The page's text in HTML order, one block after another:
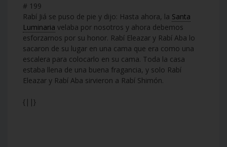
# 199
Rabí Jiá se puso de pie y dijo: Hasta ahora, la Santa
Luminaria velaba por nosotros y ahora debemos
esforzarnos por su honor. Rabí Eleazar y Rabí Aba lo
sacaron de su lugar en una cama que era como una
escalera para colocarlo en su cama. Toda la casa
estaba llena de una buena fragancia, y solo Rabí
Eleazar y Rabí Aba sirvieron a Rabí Shimón.
{||}